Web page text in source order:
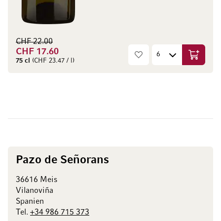
CHF 17.60
CHF 22.00
75 cl (CHF 23.47 / l) In den
Pazo de Señorans
36616 Meis
Vilanoviña
Spanien
Tel. +34 986 715 373